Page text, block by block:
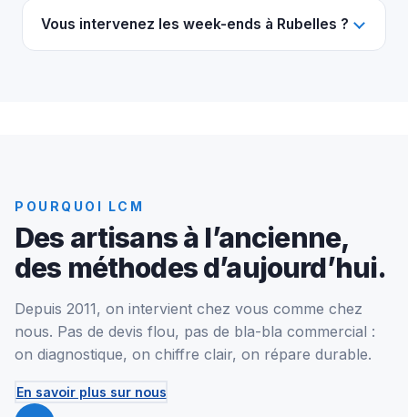
Vous intervenez les week-ends à Rubelles ?
POURQUOI LCM
Des artisans à l’ancienne,
des méthodes d’aujourd’hui.
Depuis 2011, on intervient chez vous comme chez
nous. Pas de devis flou, pas de bla-bla commercial :
on diagnostique, on chiffre clair, on répare durable.
En savoir plus sur nous